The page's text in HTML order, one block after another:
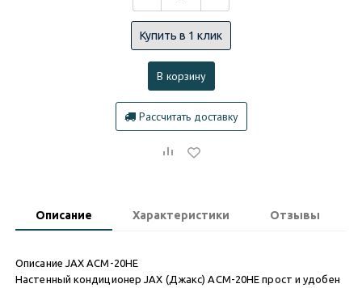
Купить в 1 клик
В корзину
Рассчитать доставку
Описание Характеристики Отзывы
Описание JAX ACM-20HE
Настенный кондиционер JAX (Джакс) ACM-20HE прост и удобен